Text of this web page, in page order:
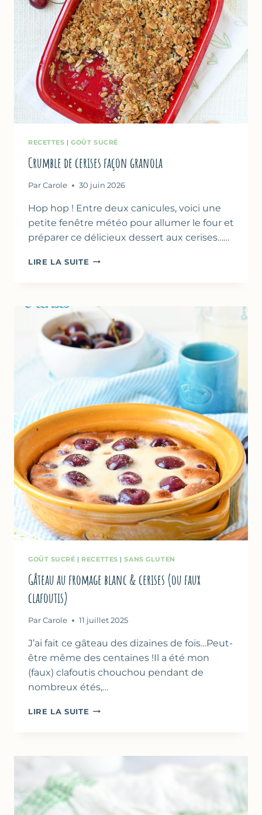
RECETTES |GOÛT SUCRÉ
Crumble de cerises façon granola
Par Carole 30 juin 2026
Hop hop ! Entre deux canicules, voici une
petite fenêtre météo pour allumer le four et
préparer ce délicieux dessert aux cerises……
LIRE LA SUITE CRUMBLE
GRANOLA
GOÛT SUCRÉ | RECETTES |SANS GLUTEN
Gâteau au fromage blanc & cerises (ou faux
clafoutis)
Par Carole 11 juillet 2025
J’ai fait ce gâteau des dizaines de fois…Peut-
être même des centaines !Il a été mon
(faux) clafoutis chouchou pendant de
nombreux étés,…
LIRE LA SUITE GÂTEAU
(OU